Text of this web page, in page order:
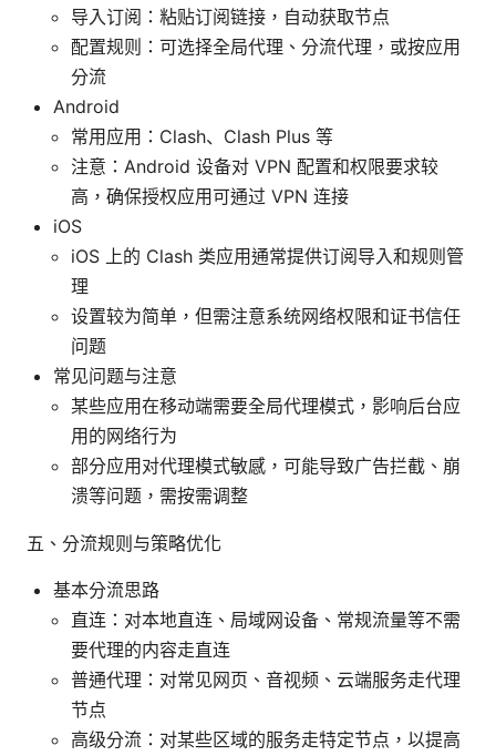
导入订阅：粘贴订阅链接，自动获取节点
配置规则：可选择全局代理、分流代理，或按应用
分流
Android
常用应用：Clash、Clash Plus 等
注意：Android 设备对 VPN 配置和权限要求较
高，确保授权应用可通过 VPN 连接
iOS
iOS 上的 Clash 类应用通常提供订阅导入和规则管
理
设置较为简单，但需注意系统网络权限和证书信任
问题
常见问题与注意
某些应用在移动端需要全局代理模式，影响后台应
用的网络行为
部分应用对代理模式敏感，可能导致广告拦截、崩
溃等问题，需按需调整
五、分流规则与策略优化
基本分流思路
直连：对本地直连、局域网设备、常规流量等不需
要代理的内容走直连
普通代理：对常见网页、音视频、云端服务走代理
节点
高级分流：对某些区域的服务走特定节点，以提高